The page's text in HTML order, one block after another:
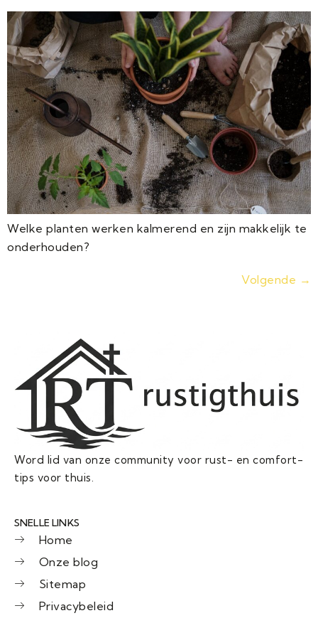
Welke planten werken kalmerend en zijn makkelijk te
onderhouden?
Volgende →
Word lid van onze community voor rust- en comfort-
tips voor thuis.
SNELLE LINKS
Home
Onze blog
Sitemap
Privacybeleid